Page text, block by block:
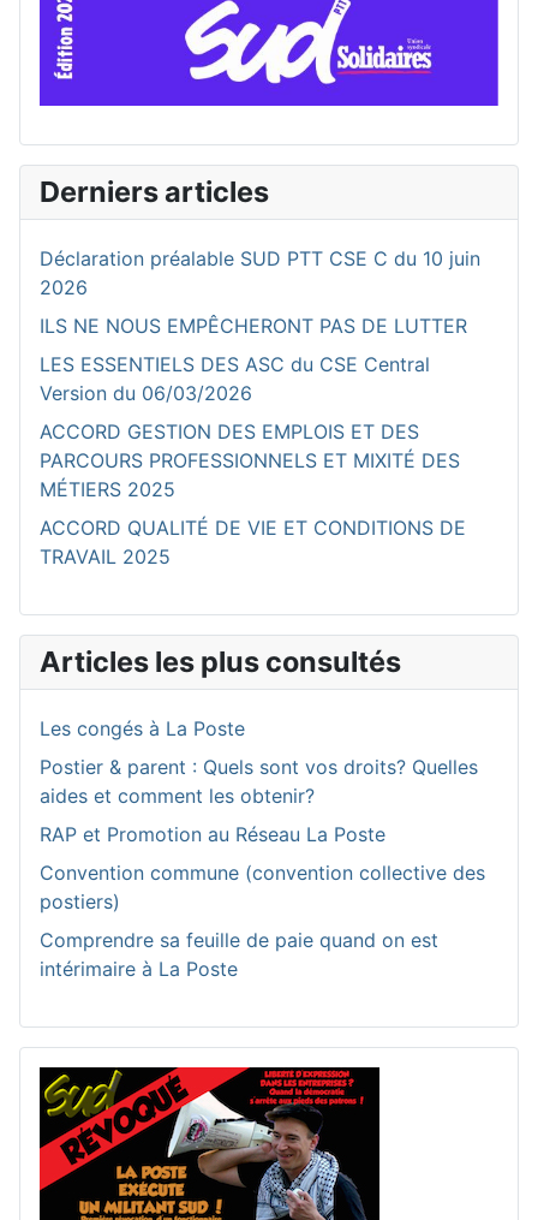
Derniers articles
Déclaration préalable SUD PTT CSE C du 10 juin
2026
ILS NE NOUS EMPÊCHERONT PAS DE LUTTER
LES ESSENTIELS DES ASC du CSE Central
Version du 06/03/2026
ACCORD GESTION DES EMPLOIS ET DES
PARCOURS PROFESSIONNELS ET MIXITÉ DES
MÉTIERS 2025
ACCORD QUALITÉ DE VIE ET CONDITIONS DE
TRAVAIL 2025
Articles les plus consultés
Les congés à La Poste
Postier & parent : Quels sont vos droits? Quelles
aides et comment les obtenir?
RAP et Promotion au Réseau La Poste
Convention commune (convention collective des
postiers)
Comprendre sa feuille de paie quand on est
intérimaire à La Poste